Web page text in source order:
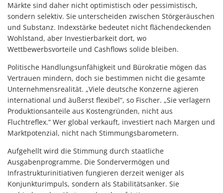
Märkte sind daher nicht optimistisch oder pessimistisch,
sondern selektiv. Sie unterscheiden zwischen Störgeräuschen
und Substanz. Indexstärke bedeutet nicht flächendeckenden
Wohlstand, aber Investierbarkeit dort, wo
Wettbewerbsvorteile und Cashflows solide bleiben.
Politische Handlungsunfähigkeit und Bürokratie mögen das
Vertrauen mindern, doch sie bestimmen nicht die gesamte
Unternehmensrealität. „Viele deutsche Konzerne agieren
international und äußerst flexibel“, so Fischer. „Sie verlagern
Produktionsanteile aus Kostengründen, nicht aus
Fluchtreflex.“ Wer global verkauft, investiert nach Margen und
Marktpotenzial, nicht nach Stimmungsbarometern.
Aufgehellt wird die Stimmung durch staatliche
Ausgabenprogramme. Die Sondervermögen und
Infrastrukturinitiativen fungieren derzeit weniger als
Konjunkturimpuls, sondern als Stabilitätsanker. Sie